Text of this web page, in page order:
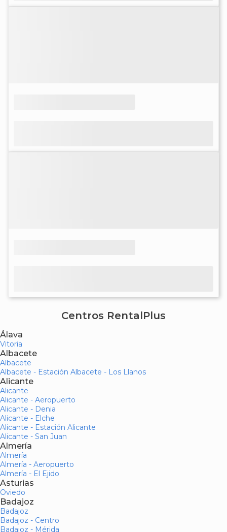
Centros RentalPlus
Álava
Vitoria
Albacete
Albacete
Albacete - Estación Albacete - Los Llanos
Alicante
Alicante
Alicante - Aeropuerto
Alicante - Denia
Alicante - Elche
Alicante - Estación Alicante
Alicante - San Juan
Almería
Almería
Almería - Aeropuerto
Almería - El Ejido
Asturias
Oviedo
Badajoz
Badajoz
Badajoz - Centro
Badajoz - Mérida